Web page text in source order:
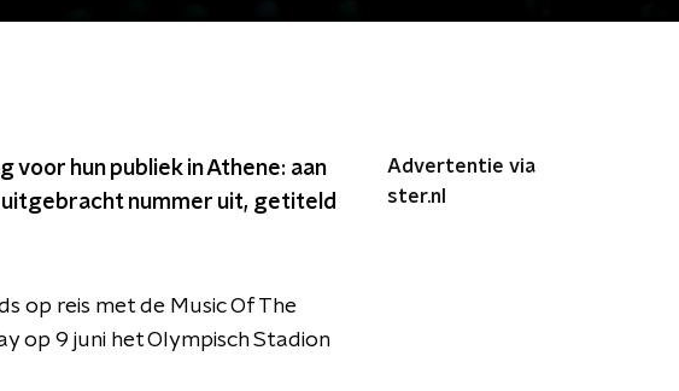
hun publiek in Athene: aan
uitgebracht nummer uit, getiteld
op reis met de Music Of The
op 9 juni het Olympisch Stadion
Advertentie via
ster.nl